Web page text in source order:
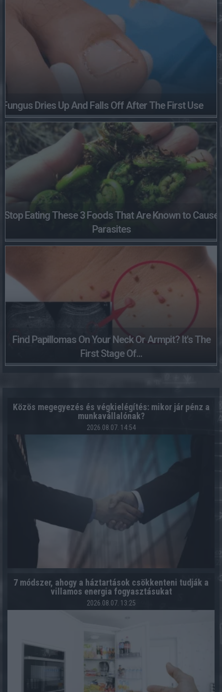
Fungus Dries Up And Falls Off After The First Use
Stop Eating These 3 Foods That Are Known to Cause
Parasites
Find Papillomas On Your Neck Or Armpit? It's The
First Stage Of...
Közös megegyezés és végkielégítés: mikor jár pénz a
munkavállalónak?
2026.08.07. 14:54
7 módszer, ahogy a háztartások csökkenteni tudják a
villamos energia fogyasztásukat
2026.08.07. 13:25